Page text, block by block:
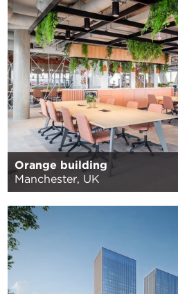
Orange building
Manchester, UK